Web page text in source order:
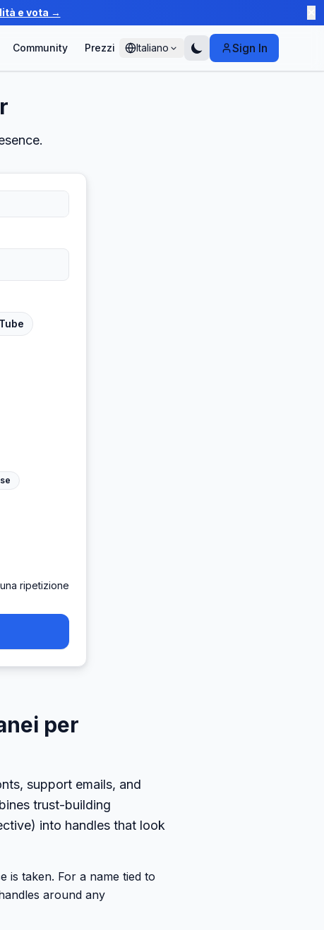
e vota →
Community Prezzi Italiano Sign In
ripetizione
per
support emails, and
trust-building
into handles that look
is taken. For a name tied to
around any